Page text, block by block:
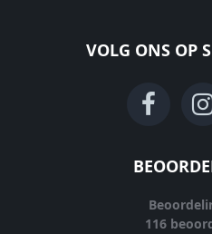
VOLG ONS OP
116